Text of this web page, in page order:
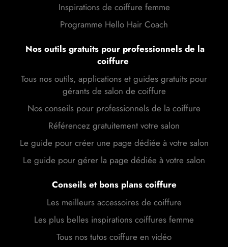
Inspirations de coiffure femme
Programme Hello Hair Coach
Nos outils gratuits pour professionnels de la
coiffure
Tous nos outils, applications et guides gratuits pour
gérants de salon de coiffure
Nos conseils pour professionnels de la coiffure
Référencez gratuitement votre salon
Le guide pour créer une page dédiée à votre salon
Le guide pour gérer la page dédiée à votre salon
Conseils et bons plans coiffure
Les meilleurs accessoires de coiffure
Les plus belles inspirations coiffures femme
Tous nos tutos coiffure en vidéo